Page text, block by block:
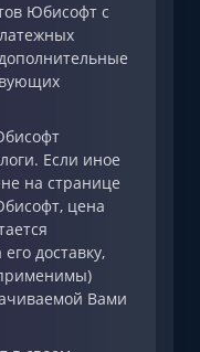
Юбисофт с
Если иное
на странице
цена
доставку,
Вами